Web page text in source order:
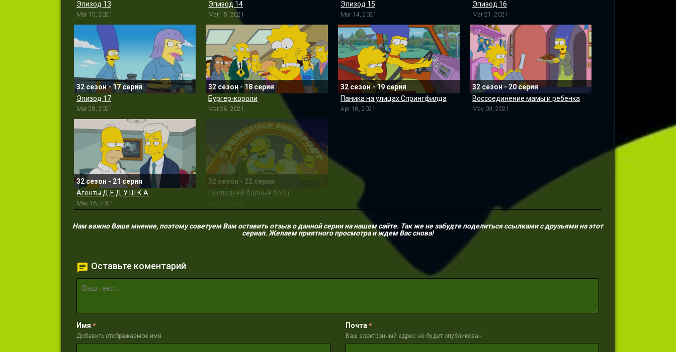
Эпизод 13
Mar 15, 2021
Эпизод 14
Mar 15, 2021
Эпизод 15
Mar 14, 2021
Эпизод 16
Mar 21, 2021
32 сезон - 17 серия
Эпизод 17
Mar 28, 2021
32 сезон - 18 серия
Бургер-короли
Mar 28, 2021
32 сезон - 19 серия
Паника на улицах Спрингфилда
Apr 18, 2021
32 сезон - 20 серия
Воссоединение мамы и ребенка
May 09, 2021
32 сезон - 21 серия
Агенты Д.Е.Д.У.Ш.К.А.
May 16, 2021
32 сезон - 22 серия
Последний барный боец
May 23, 2021
Нам важно Ваше мнение, поэтому советуем Вам оставить отзыв о данной серии на нашем сайте. Так же не забудте поделиться ссылками с друзьями на этот
сериал. Желаем приятного просмотра и ждем Вас снова!
Оставьте коментарий
Имя *
Добавить отображаемое имя
Почта *
Ваш электронный адрес не будет опубликован